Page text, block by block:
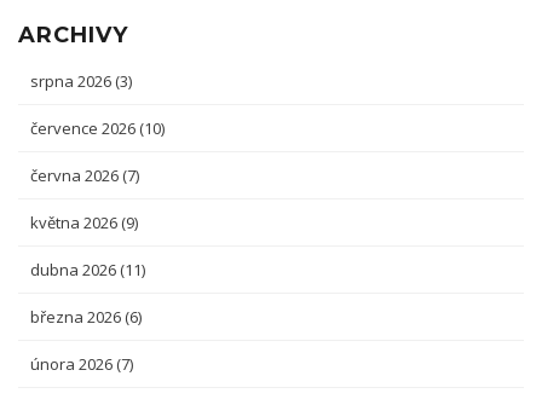
ARCHIVY
srpna 2026 (3)
července 2026 (10)
června 2026 (7)
května 2026 (9)
dubna 2026 (11)
března 2026 (6)
února 2026 (7)